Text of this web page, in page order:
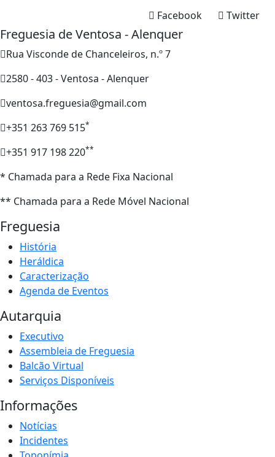
Twitter
Facebook
Freguesia de Ventosa - Alenquer
Rua Visconde de Chanceleiros, n.º 7
2580 - 403 - Ventosa - Alenquer
ventosa.freguesia@gmail.com
+351 263 769 515*
+351 917 198 220**
* Chamada para a Rede Fixa Nacional
** Chamada para a Rede Móvel Nacional
Freguesia
História
Heráldica
Caracterização
Agenda de Eventos
Autarquia
Executivo
Assembleia de Freguesia
Balcão Virtual
Serviços Disponíveis
Informações
Notícias
Incidentes